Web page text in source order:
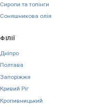
Сиропи та топінги
Соняшникова олія
ФІЛІЇ
Дніпро
Полтава
Запоріжжя
Кривий Ріг
Кропивницький